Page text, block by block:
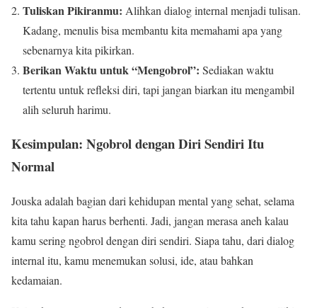
Tuliskan Pikiranmu: Alihkan dialog internal menjadi tulisan.
Kadang, menulis bisa membantu kita memahami apa yang
sebenarnya kita pikirkan.
Berikan Waktu untuk “Mengobrol”: Sediakan waktu
tertentu untuk refleksi diri, tapi jangan biarkan itu mengambil
alih seluruh harimu.
Kesimpulan: Ngobrol dengan Diri Sendiri Itu
Normal
Jouska adalah bagian dari kehidupan mental yang sehat, selama
kita tahu kapan harus berhenti. Jadi, jangan merasa aneh kalau
kamu sering ngobrol dengan diri sendiri. Siapa tahu, dari dialog
internal itu, kamu menemukan solusi, ide, atau bahkan
kedamaian.